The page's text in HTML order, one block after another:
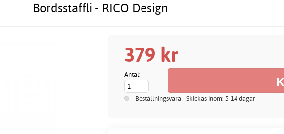
Bordsstaffli - RICO Design
379 kr
Antal:
Beställningsvara - Skickas inom: 5-14 dagar